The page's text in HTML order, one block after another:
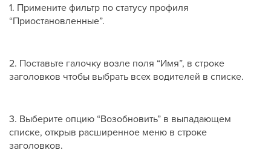
1. Примените фильтр по статусу профиля
“Приостановленные”.
2. Поставьте галочку возле поля “Имя”, в строке
заголовков чтобы выбрать всех водителей в списке.
3. Выберите опцию “Возобновить” в выпадающем
списке, открыв расширенное меню в строке
заголовков.